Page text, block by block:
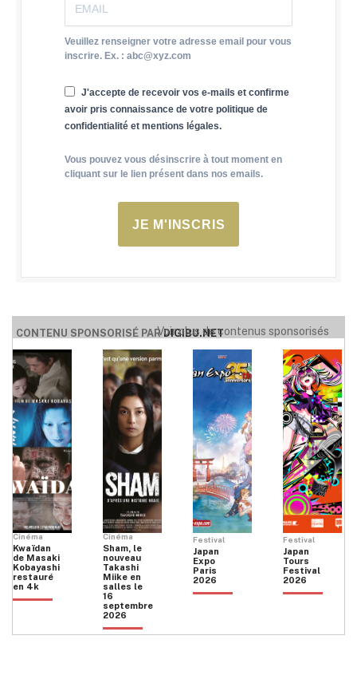
Veuillez renseigner votre adresse email pour vous
inscrire. Ex. : abc@xyz.com
J'accepte de recevoir vos e-mails et confirme
avoir pris connaissance de votre politique de
confidentialité et mentions légales.
Vous pouvez vous désinscrire à tout moment en
cliquant sur le lien présent dans nos emails.
JE M'INSCRIS
CONTENU SPONSORISÉ PARDIGIBU.NET
Voir plus de contenus sponsorisés
Cinéma
Kwaïdan
de Masaki
Kobayashi
restauré
en 4k
Cinéma
Sham, le
nouveau
Takashi
Miike en
salles le
16
septembre
2026
Festival
Japan
Expo
Paris
2026
Festival
Japan
Tours
Festival
2026